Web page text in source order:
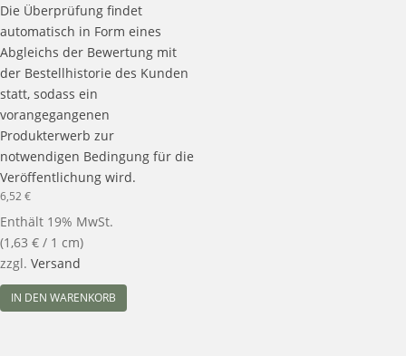
Die Überprüfung findet
automatisch in Form eines
Abgleichs der Bewertung mit
der Bestellhistorie des Kunden
statt, sodass ein
vorangegangenen
Produkterwerb zur
notwendigen Bedingung für die
Veröffentlichung wird.
6,52€
Enthält 19% MwSt.
(1,63 € / 1 cm)
zzgl. Versand
IN DEN WARENKORB